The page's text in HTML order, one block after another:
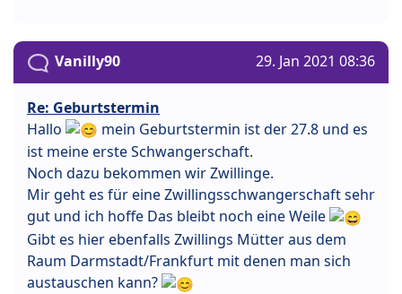
Vanilly90 29. Jan 2021 08:36
Re: Geburtstermin
Hallo
mein Geburtstermin ist der 27.8 und es
ist meine erste Schwangerschaft.
Noch dazu bekommen wir Zwillinge.
Mir geht es für eine Zwillingsschwangerschaft sehr
gut und ich hoffe Das bleibt noch eine Weile
Gibt es hier ebenfalls Zwillings Mütter aus dem
Raum Darmstadt/Frankfurt mit denen man sich
austauschen kann?